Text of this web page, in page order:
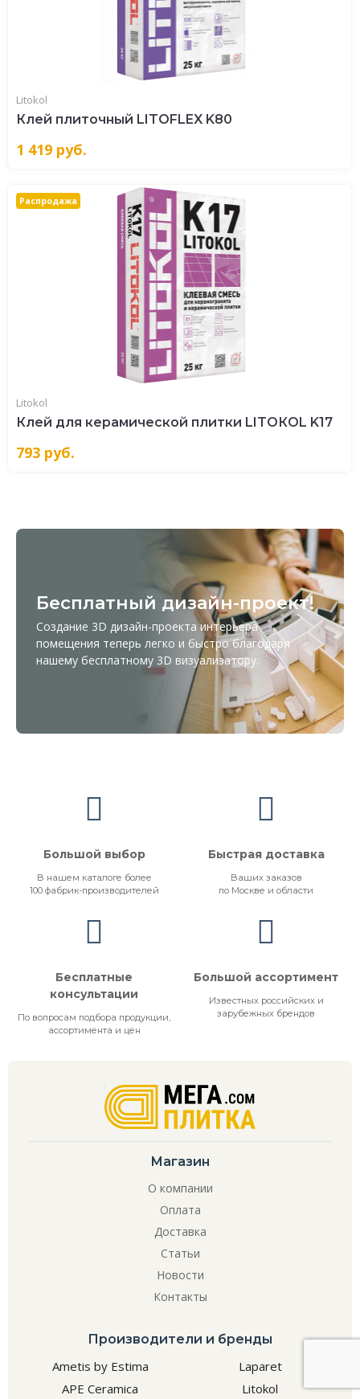
Litokol
Клей плиточный LITOFLEX K80
1 419 руб.
Распродажа
Litokol
Клей для керамической плитки LITOКOL K17
793 руб.
Бесплатный дизайн-проект!
Создание 3D дизайн-проекта интерьера
помещения теперь легко и быстро благодаря
нашему бесплатному 3D визуализатору.
Большой выбор
В нашем каталоге более
100 фабрик-производителей
Быстрая доставка
Ваших заказов
по Москве и области
Бесплатные
консультации
По вопросам подбора продукции,
ассортимента и цен
Большой ассортимент
Известных российских и
зарубежных брендов
Магазин
О компании
Оплата
Доставка
Статьи
Новости
Контакты
Производители и бренды
Ametis by Estima
APE Ceramica
Laparet
Litokol